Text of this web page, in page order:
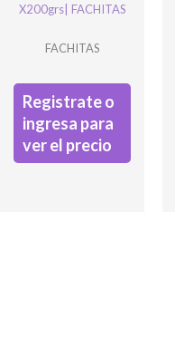
X200grs| FACHITAS
FACHITAS
Registrate o
ingresa para
ver el precio